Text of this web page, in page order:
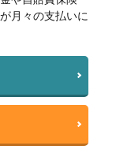
月々の支払いに